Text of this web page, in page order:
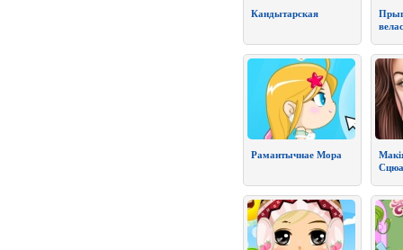
Кандытарская
Рамантычнае Мора